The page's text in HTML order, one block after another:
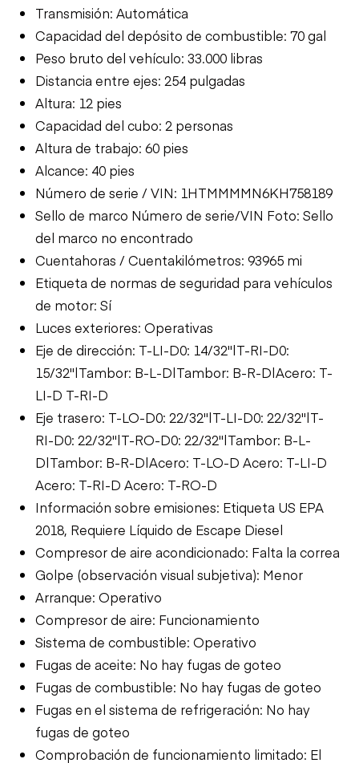
Transmisión: Automática
Capacidad del depósito de combustible: 70 gal
Peso bruto del vehículo: 33.000 libras
Distancia entre ejes: 254 pulgadas
Altura: 12 pies
Capacidad del cubo: 2 personas
Altura de trabajo: 60 pies
Alcance: 40 pies
Número de serie / VIN: 1HTMMMMN6KH758189
Sello de marco Número de serie/VIN Foto: Sello
del marco no encontrado
Cuentahoras / Cuentakilómetros: 93965 mi
Etiqueta de normas de seguridad para vehículos
de motor: Sí
Luces exteriores: Operativas
Eje de dirección: T-LI-D0: 14/32"|T-RI-D0:
15/32"|Tambor: B-L-D|Tambor: B-R-D|Acero: T-
LI-D T-RI-D
Eje trasero: T-LO-D0: 22/32"|T-LI-D0: 22/32"|T-
RI-D0: 22/32"|T-RO-D0: 22/32"|Tambor: B-L-
D|Tambor: B-R-D|Acero: T-LO-D Acero: T-LI-D
Acero: T-RI-D Acero: T-RO-D
Información sobre emisiones: Etiqueta US EPA
2018, Requiere Líquido de Escape Diesel
Compresor de aire acondicionado: Falta la correa
Golpe (observación visual subjetiva): Menor
Arranque: Operativo
Compresor de aire: Funcionamiento
Sistema de combustible: Operativo
Fugas de aceite: No hay fugas de goteo
Fugas de combustible: No hay fugas de goteo
Fugas en el sistema de refrigeración: No hay
fugas de goteo
Comprobación de funcionamiento limitado: El